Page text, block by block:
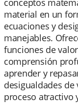
conceptos
material en un
ecuaciones y
manejables.
funciones de
comprensión
aprender y
desigualdades
proceso atractivo